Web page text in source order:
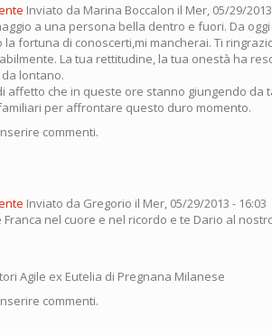
Inviato da Marina Boccalon il Mer, 05/29/
a una persona bella dentro e fuori. Da
la fortuna di conoscerti,mi mancherai. Ti
La tua rettitudine, la tua onestà ha
lontano.
affetto che in queste ore stanno giungendo da
per affrontare questo duro momento.
commenti.
Inviato da Gregorio il Mer, 05/29/2013 - 16:03
nel cuore e nel ricordo e te Dario al
Agile ex Eutelia di Pregnana Milanese
commenti.